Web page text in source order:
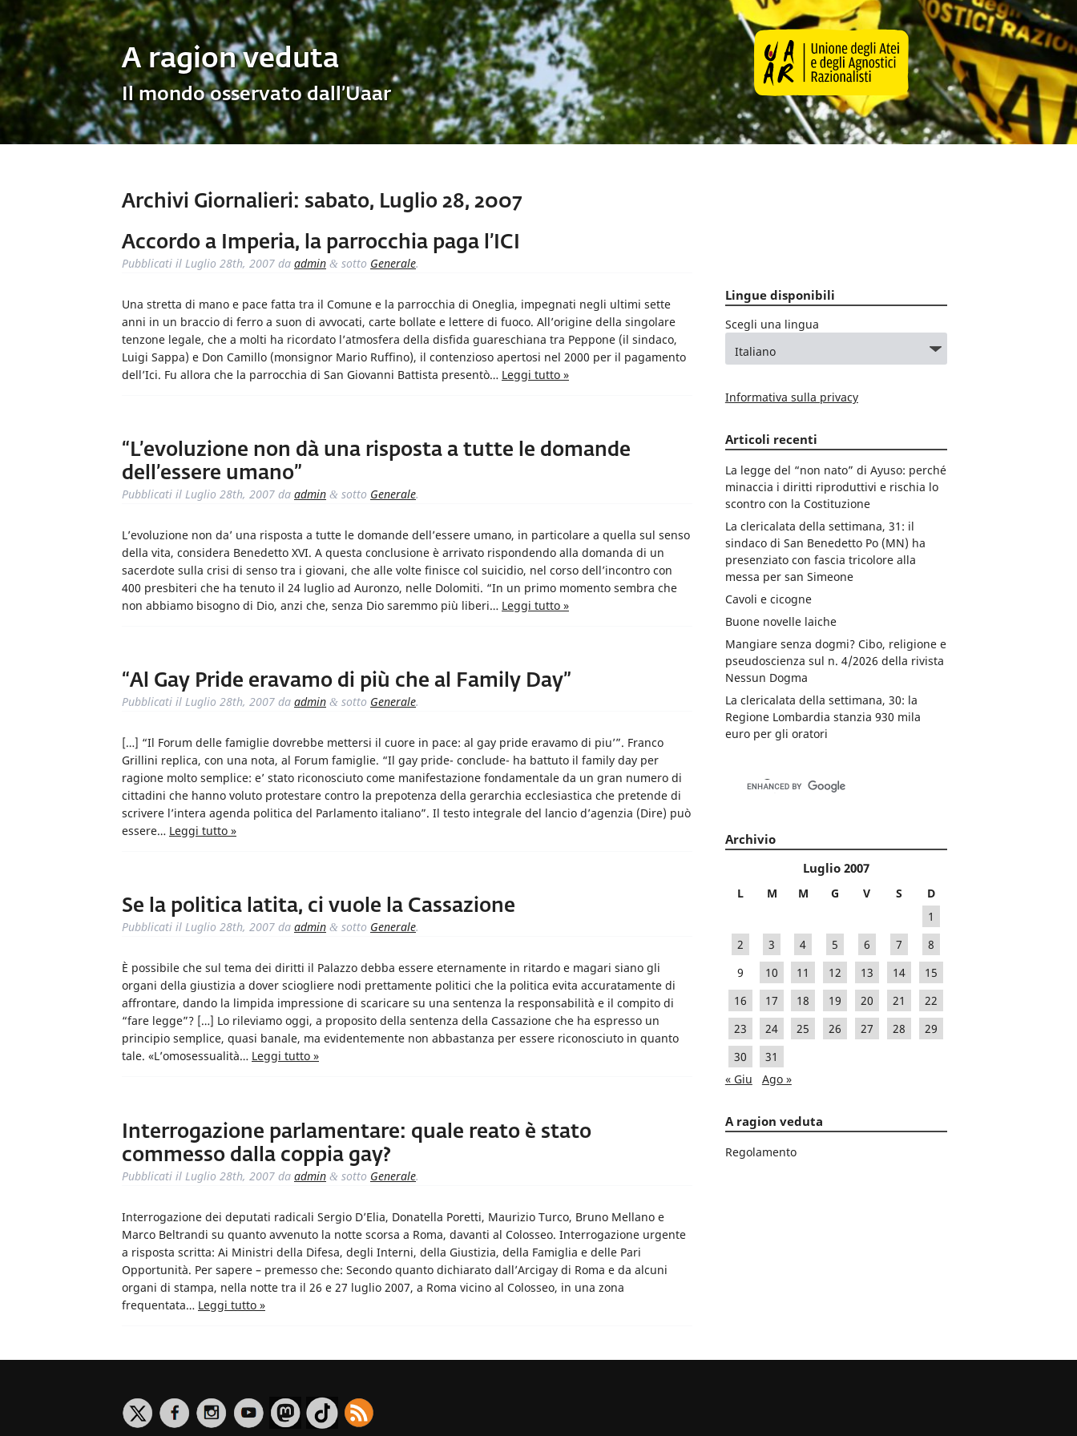
A ragion veduta
Il mondo osservato dall’Uaar
Archivi Giornalieri: sabato, Luglio 28, 2007
Accordo a Imperia, la parrocchia paga l’ICI
Pubblicati il Luglio 28th, 2007 da admin & sotto Generale.
Una stretta di mano e pace fatta tra il Comune e la parrocchia di Oneglia, impegnati negli ultimi sette
anni in un braccio di ferro a suon di avvocati, carte bollate e lettere di fuoco. All’origine della singolare
tenzone legale, che a molti ha ricordato l’atmosfera della disfida guareschiana tra Peppone (il sindaco,
Luigi Sappa) e Don Camillo (monsignor Mario Ruffino), il contenzioso apertosi nel 2000 per il pagamento
dell’Ici. Fu allora che la parrocchia di San Giovanni Battista presentò… Leggi tutto »
“L’evoluzione non dà una risposta a tutte le domande
dell’essere umano”
Pubblicati il Luglio 28th, 2007 da admin & sotto Generale.
L’evoluzione non da’ una risposta a tutte le domande dell’essere umano, in particolare a quella sul senso
della vita, considera Benedetto XVI. A questa conclusione è arrivato rispondendo alla domanda di un
sacerdote sulla crisi di senso tra i giovani, che alle volte finisce col suicidio, nel corso dell’incontro con
400 presbiteri che ha tenuto il 24 luglio ad Auronzo, nelle Dolomiti. “In un primo momento sembra che
non abbiamo bisogno di Dio, anzi che, senza Dio saremmo più liberi… Leggi tutto »
“Al Gay Pride eravamo di più che al Family Day”
Pubblicati il Luglio 28th, 2007 da admin & sotto Generale.
[…] “Il Forum delle famiglie dovrebbe mettersi il cuore in pace: al gay pride eravamo di piu’”. Franco
Grillini replica, con una nota, al Forum famiglie. “Il gay pride- conclude- ha battuto il family day per
ragione molto semplice: e’ stato riconosciuto come manifestazione fondamentale da un gran numero di
cittadini che hanno voluto protestare contro la prepotenza della gerarchia ecclesiastica che pretende di
scrivere l’intera agenda politica del Parlamento italiano”. Il testo integrale del lancio d’agenzia (Dire) può
essere… Leggi tutto »
Se la politica latita, ci vuole la Cassazione
Pubblicati il Luglio 28th, 2007 da admin & sotto Generale.
È possibile che sul tema dei diritti il Palazzo debba essere eternamente in ritardo e magari siano gli
organi della giustizia a dover sciogliere nodi prettamente politici che la politica evita accuratamente di
affrontare, dando la limpida impressione di scaricare su una sentenza la responsabilità e il compito di
“fare legge”? […] Lo rileviamo oggi, a proposito della sentenza della Cassazione che ha espresso un
principio semplice, quasi banale, ma evidentemente non abbastanza per essere riconosciuto in quanto
tale. «L’omosessualità… Leggi tutto »
Interrogazione parlamentare: quale reato è stato
commesso dalla coppia gay?
Pubblicati il Luglio 28th, 2007 da admin & sotto Generale.
Interrogazione dei deputati radicali Sergio D’Elia, Donatella Poretti, Maurizio Turco, Bruno Mellano e
Marco Beltrandi su quanto avvenuto la notte scorsa a Roma, davanti al Colosseo. Interrogazione urgente
a risposta scritta: Ai Ministri della Difesa, degli Interni, della Giustizia, della Famiglia e delle Pari
Opportunità. Per sapere – premesso che: Secondo quanto dichiarato dall’Arcigay di Roma e da alcuni
organi di stampa, nella notte tra il 26 e 27 luglio 2007, a Roma vicino al Colosseo, in una zona
frequentata… Leggi tutto »
Lingue disponibili
Scegli una lingua
Informativa sulla privacy
Articoli recenti
La legge del “non nato” di Ayuso: perché
minaccia i diritti riproduttivi e rischia lo
scontro con la Costituzione
La clericalata della settimana, 31: il
sindaco di San Benedetto Po (MN) ha
presenziato con fascia tricolore alla
messa per san Simeone
Cavoli e cicogne
Buone novelle laiche
Mangiare senza dogmi? Cibo, religione e
pseudoscienza sul n. 4/2026 della rivista
Nessun Dogma
La clericalata della settimana, 30: la
Regione Lombardia stanzia 930 mila
euro per gli oratori
Archivio
Luglio 2007
L M M G V S
D
1
2
3 4 5 6 7
8
9
10 11 12 13 14
15
16
17 18 19 20 21
22
23
24 25 26 27 28
29
30
31
« Giu
Ago »
A ragion veduta
Regolamento